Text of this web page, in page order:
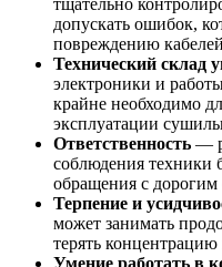
допускать ошибок,
повреждению
Технический склад
электроники и
крайне необходимо
эксплуатации
Ответственность —
соблюдения техники
обращения с дорогим
Терпение и
может занимать
терять
Умение работать в